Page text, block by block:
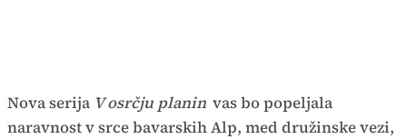
Nova serija V osrčju planin vas bo popeljala
naravnost v srce bavarskih Alp, med družinske vezi,